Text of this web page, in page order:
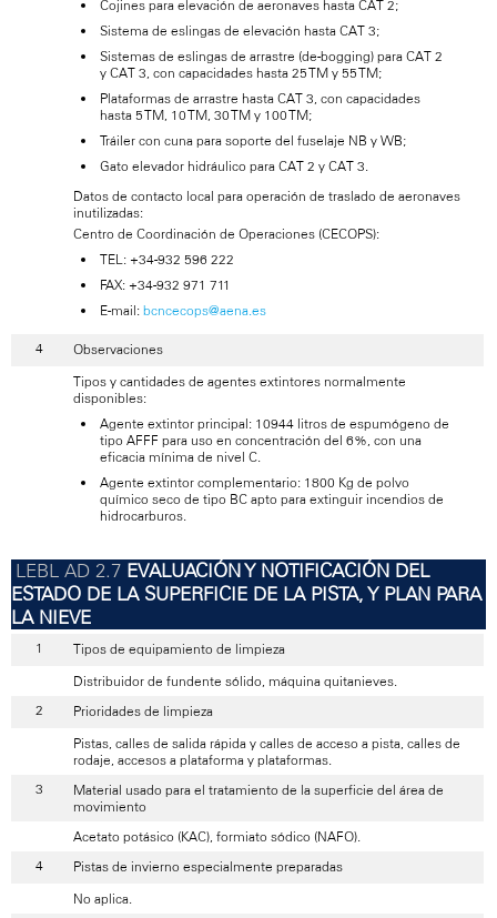
Cojines para elevación de aeronaves hasta CAT 2;
Sistema de eslingas de elevación hasta CAT 3;
Sistemas de eslingas de arrastre (de-bogging) para CAT 2
y CAT 3, con capacidades hasta 25 TM y 55 TM;
Plataformas de arrastre hasta CAT 3, con capacidades
hasta 5 TM, 10 TM, 30 TM y 100 TM;
Tráiler con cuna para soporte del fuselaje NB y WB;
Gato elevador hidráulico para CAT 2 y CAT 3.
Datos de contacto local para operación de traslado de aeronaves
inutilizadas:
Centro de Coordinación de Operaciones (CECOPS):
TEL: +34-932 596 222
FAX: +34-932 971 711
E-mail: bcncecops@aena.es
Observaciones
Tipos y cantidades de agentes extintores normalmente
disponibles:
Agente extintor principal: 10944 litros de espumógeno de
tipo AFFF para uso en concentración del 6%, con una
eficacia mínima de nivel C.
Agente extintor complementario: 1800 Kg de polvo
químico seco de tipo BC apto para extinguir incendios de
hidrocarburos.
EVALUACIÓN Y NOTIFICACIÓN DEL
ESTADO DE LA SUPERFICIE DE LA PISTA, Y PLAN PARA
LA NIEVE
Tipos de equipamiento de limpieza
Distribuidor de fundente sólido, máquina quitanieves.
Prioridades de limpieza
Pistas, calles de salida rápida y calles de acceso a pista, calles de
rodaje, accesos a plataforma y plataformas.
Material usado para el tratamiento de la superficie del área de
movimiento
Acetato potásico (KAC), formiato sódico (NAFO).
Pistas de invierno especialmente preparadas
No aplica.